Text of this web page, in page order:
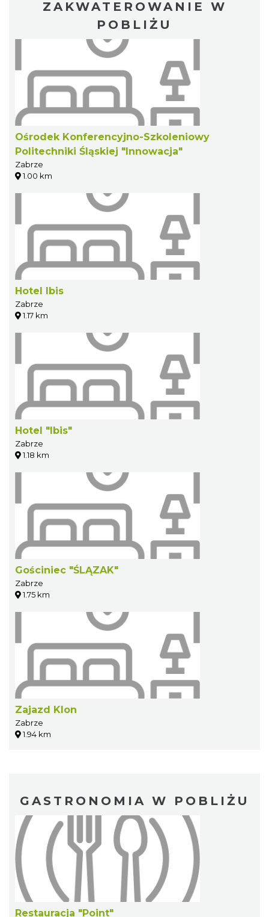
ZAKWATEROWANIE W
POBLIŻU
Ośrodek Konferencyjno-Szkoleniowy
Politechniki Śląskiej "Innowacja"
Zabrze
1.00 km
Hotel Ibis
Zabrze
1.17 km
Hotel "Ibis"
Zabrze
1.18 km
Gościniec "ŚLĄZAK"
Zabrze
1.75 km
Zajazd Klon
Zabrze
1.94 km
GASTRONOMIA W POBLIŻU
Restauracja "Point"